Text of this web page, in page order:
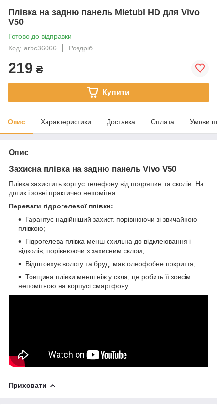
Плівка на задню панель Mietubl HD для Vivo
V50
Готово до відправки
Код: arbc36066
Роздріб
219 ₴
Купити
Опис Характеристики Доставка Оплата Умови
Опис
Захисна плівка на задню панель Vivo V50
Плівка захистить корпус телефону від подряпин та сколів. На
дотик і зовні практично непомітна.
Переваги гідрогелевої плівки:
Гарантує надійніший захист, порівнюючи зі звичайною
плівкою;
Гідрогелева плівка менш схильна до відклеювання і
відколів, порівнюючи з захисним склом;
Відштовхує вологу та бруд, має олеофобне покриття;
Товщина плівки менш ніж у скла, це робить її зовсім
непомітною на корпусі смартфону.
Приховати